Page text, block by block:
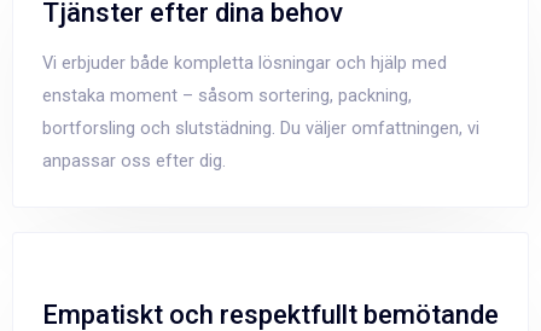
Tjänster efter dina behov
Vi erbjuder både kompletta lösningar och hjälp med
enstaka moment – såsom sortering, packning,
bortforsling och slutstädning. Du väljer omfattningen, vi
anpassar oss efter dig.
Empatiskt och respektfullt bemötande